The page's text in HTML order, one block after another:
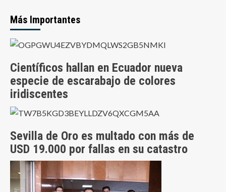
Más Importantes
Científicos hallan en Ecuador nueva
especie de escarabajo de colores
iridiscentes
Sevilla de Oro es multado con más de
USD 19.000 por fallas en su catastro